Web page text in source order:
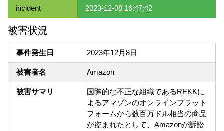
incident 2023-12-08 16:47:42
被害状況
事件発生日 2023年12月8日
被害者名 Amazon
被害サマリ
国際的な不正な組織であるREKKに
よるアマゾンのオンラインプラット
フォームから数百万ドル相当の商品
が盗まれたとして、Amazonが訴訟